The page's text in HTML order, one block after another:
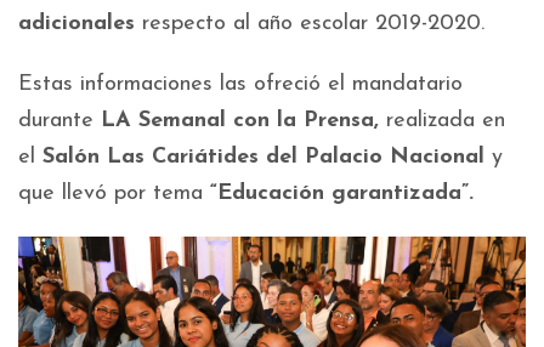
adicionales respecto al año escolar 2019-2020.
Estas informaciones las ofreció el mandatario
durante LA Semanal con la Prensa, realizada en
el Salón Las Cariátides del Palacio Nacional y
que llevó por tema “Educación garantizada”.